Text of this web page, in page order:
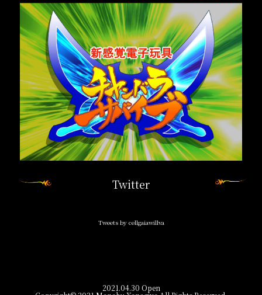
Twitter
Tweets by cellgaiawillva
2021.04.30 Open